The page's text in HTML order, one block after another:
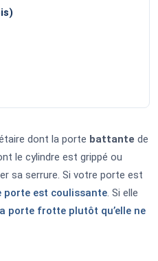
dont la porte battante de
le cylindre est grippé ou
sa serrure. Si votre porte est
porte est coulissante. Si elle
porte frotte plutôt qu’elle ne